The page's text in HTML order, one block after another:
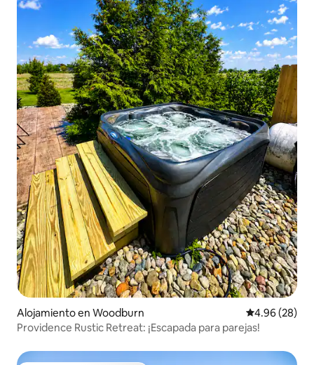
Alojamiento en Woodburn Calificación
4.96 (28)
Providence Rustic Retreat: ¡Escapada para parejas!